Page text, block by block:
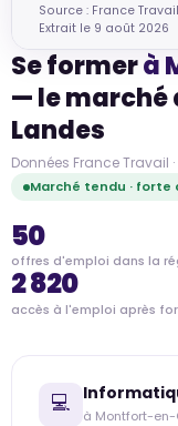
Source : France
Extrait le 9 août 2026
Se formerà
— le marché
Landes
Données France Travail
Marché tendu · forte
50
offres d'emploi dans la
2 820
accès à l'emploi après
💻 à Montfort-en-